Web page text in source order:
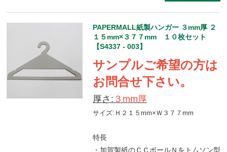
PAPERMALL紙製ハンガー ３mm厚 ２
１５mm×３７７mm １０枚セット
【S4337 - 003】
サンプルご希望の方は
お問合せ下さい。
厚さ: ３mm厚
サイズ:Ｈ２１５mm×Ｗ３７７mm
特長
・加賀製紙のＣＣボールＮをトムソン型